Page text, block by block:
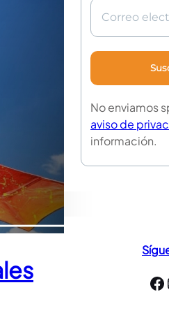
No enviamos
aviso de
información.
Facebook